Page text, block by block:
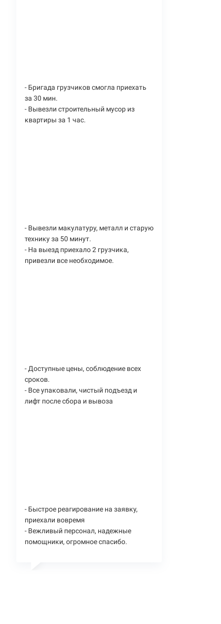
- Бригада грузчиков смогла приехать
за 30 мин.
- Вывезли строительный мусор из
квартиры за 1 час.
- Вывезли макулатуру, металл и старую
технику за 50 минут.
- На выезд приехало 2 грузчика,
привезли все необходимое.
- Доступные цены, соблюдение всех
сроков.
- Все упаковали, чистый подъезд и
лифт после сбора и вывоза
- Быстрое реагирование на заявку,
приехали вовремя
- Вежливый персонал, надежные
помощники, огромное спасибо.